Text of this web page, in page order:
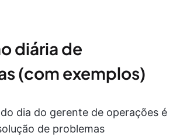
diária de
(com exemplos)
dia do gerente de operações é
de problemas